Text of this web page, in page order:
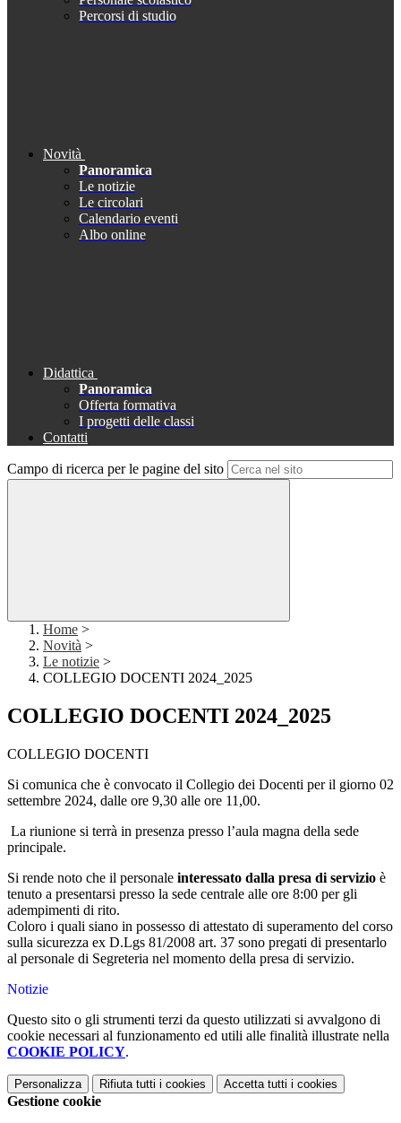
Percorsi di studio
Novità
Panoramica
Le notizie
Le circolari
Calendario eventi
Albo online
Didattica
Panoramica
Offerta formativa
I progetti delle classi
Contatti
Campo di ricerca per le pagine del sito
Home >
Novità >
Le notizie >
COLLEGIO DOCENTI 2024_2025
COLLEGIO DOCENTI 2024_2025
COLLEGIO DOCENTI
Si comunica che è convocato il Collegio dei Docenti per il giorno 02
settembre 2024, dalle ore 9,30 alle ore 11,00.
La riunione si terrà in presenza presso l’aula magna della sede
principale.
Si rende noto che il personale interessato dalla presa di servizio è
tenuto a presentarsi presso la sede centrale alle ore 8:00 per gli
adempimenti di rito.
Coloro i quali siano in possesso di attestato di superamento del corso
sulla sicurezza ex D.Lgs 81/2008 art. 37 sono pregati di presentarlo
al personale di Segreteria nel momento della presa di servizio.
Notizie
Questo sito o gli strumenti terzi da questo utilizzati si avvalgono di
cookie necessari al funzionamento ed utili alle finalità illustrate nella
COOKIE POLICY.
Personalizza Rifiuta tutti i cookies Accetta tutti i cookies
Gestione cookie